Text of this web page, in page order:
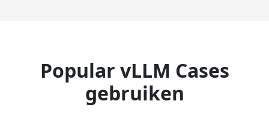
Popular vLLM Cases
gebruiken